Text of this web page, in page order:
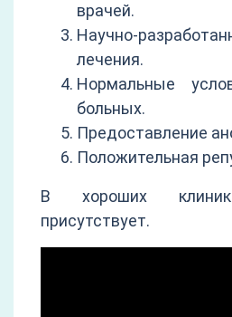
врачей.
Научно-
лечения.
Нормальные
больных.
Предоставление
Положительная
В хороших
присутствует.